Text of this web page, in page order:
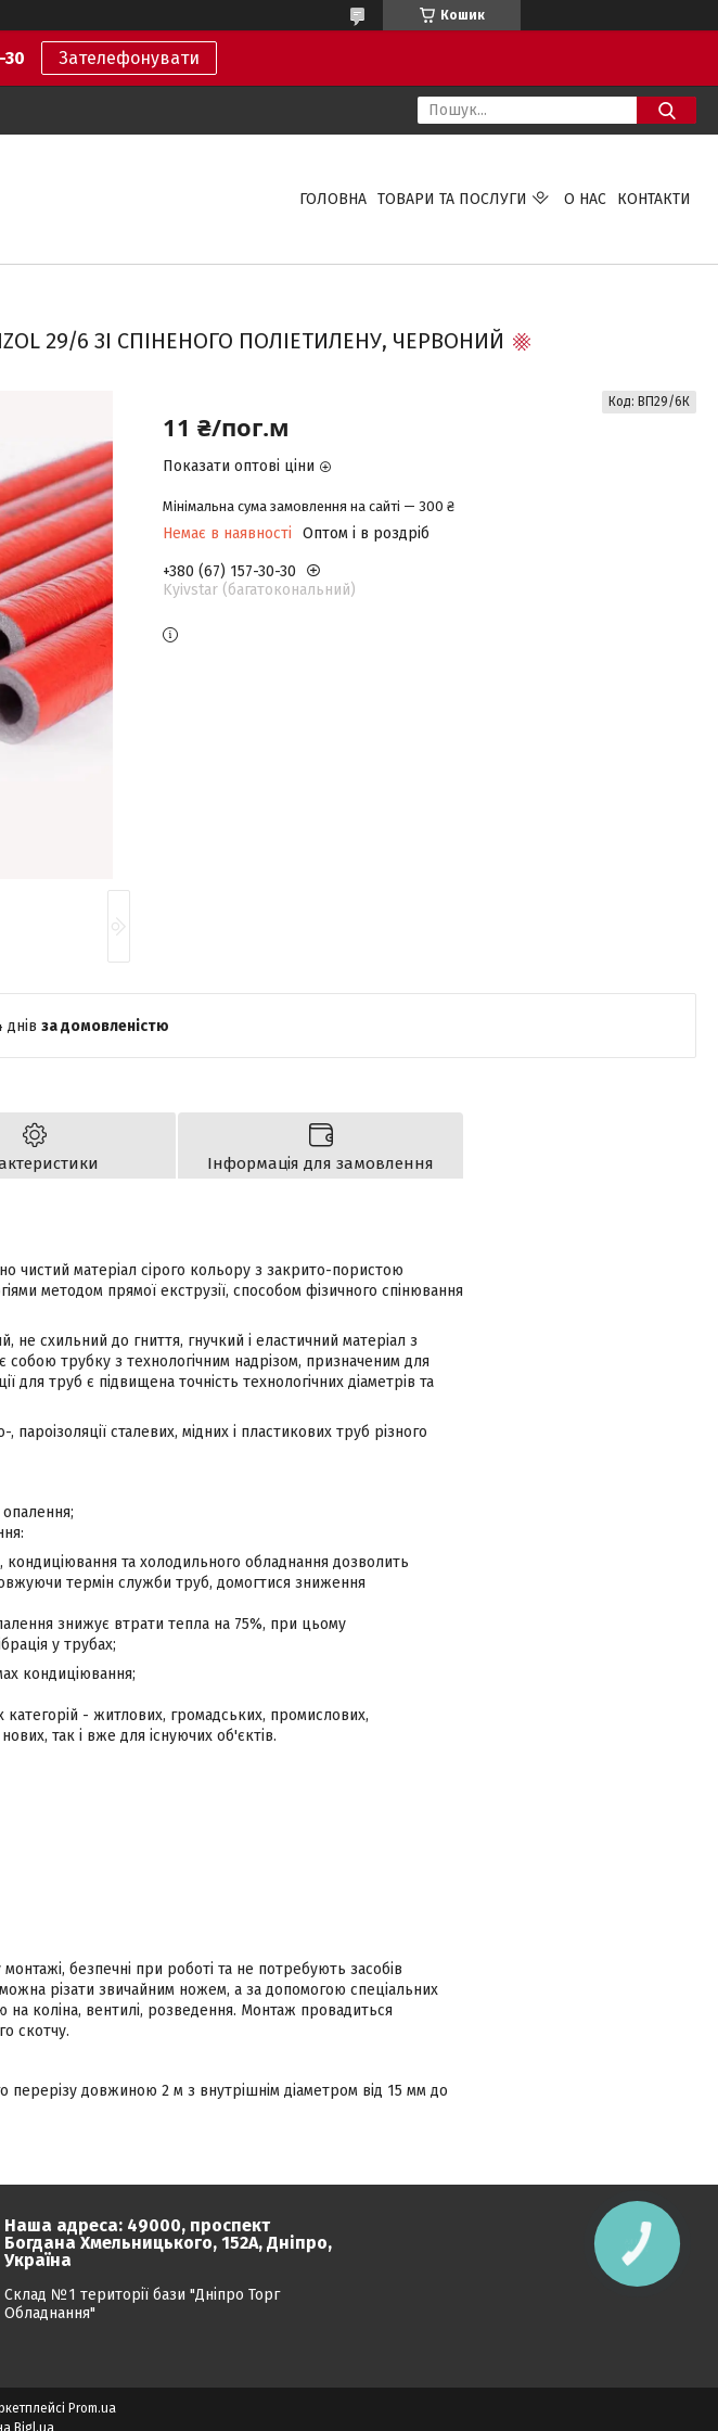
Кошик
30 Зателефонувати
ГОЛОВНА ТОВАРИ ТА ПОСЛУГИ О НАС КОНТАКТИ
29/6 ЗІ СПІНЕНОГО ПОЛІЕТИЛЕНУ, ЧЕРВОНИЙ
11 ₴/пог.м
Показати оптові ціни
Мінімальна сума замовлення на сайті — 300 ₴
Немає в наявності Оптом і в роздріб
Код: ВП29/6К
+380 (67) 157-30-30
Kyivstar (багатокональний)
за домовленістю
Інформація для замовлення
чистий матеріал сірого кольору з закрито-пористою
методом прямої екструзії, способом фізичного спінювання
не схильний до гниття, гнучкий і еластичний матеріал з
трубку з технологічним надрізом, призначеним для
для труб є підвищена точність технологічних діаметрів та
сталевих, мідних і пластикових труб різного
кондиціювання та холодильного обладнання дозволить
термін служби труб, домогтися зниження
знижує втрати тепла на 75%, при цьому
у трубах;
кондиціювання;
категорій - житлових, громадських, промислових,
так і вже для існуючих об'єктів.
монтажі, безпечні при роботі та не потребують засобів
різати звичайним ножем, а за допомогою спеціальних
на коліна, вентилі, розведення. Монтаж провадиться
скотчу.
перерізу довжиною 2 м з внутрішнім діаметром від 15 мм до
Наша адреса: 49000, проспект
Богдана Хмельницького, 152А, Дніпро,
Україна
Склад №1 території бази "Дніпро Торг
Обладнання"
Prom.ua
Bigl.ua
КНОПКА
ЗВ'ЯЗКУ